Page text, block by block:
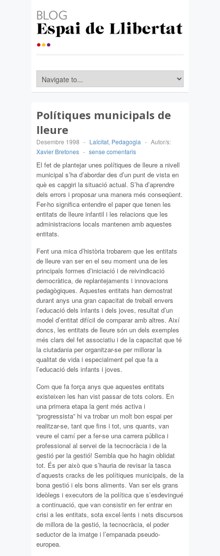
Polítiques municipals de
lleure
Desembre 1998 - Laïcitat, Pedagogia - Autor/s:
Xavier Bretones - sense comentaris
El fet de plantejar unes polítiques de lleure a nivell
municipal s’ha d’abordar des d’un punt de vista en
què es capgiri la situació actual. S’ha d’aprendre
dels errors i proposar una manera més conseqüent.
Fer-ho significa entendre el paper que tenen les
entitats de lleure infantil i les relacions que les
administracions locals mantenen amb aquestes
entitats.
Fent una mica d’història trobarem que les entitats
de lleure van ser en el seu moment una de les
principals formes d’iniciació i de reivindicació
democràtica, de replantejaments i innovacions
pedagògiques. Aquestes entitats han demostrat
durant anys una gran capacitat de treball envers
l’educació dels infants i dels joves, resultat d’un
model d’entitat difícil de comparar amb altres. Així
doncs, les entitats de lleure són un dels exemples
més clars del fet associatiu i de la capacitat que té
la ciutadania per organitzar-se per millorar la
qualitat de vida i especialment pel que fa a
l’educació dels infants i joves.
Com que fa força anys que aquestes entitats
existeixen les han vist passar de tots colors. En
una primera etapa la gent més activa i
“progressista” hi va trobar un molt bon espai per
realitzar-se, tant que fins i tot, uns quants, van
veure el camí per a fer-se una carrera pública i
professional al servei de la tecnocràcia i de la
gestió per la gestió! Sembla que ho hagin oblidat
tot. És per això que s’hauria de revisar la tasca
d’aquests cracks de les polítiques municipals, de la
bona gestió i els bons aliments. Van ser els grans
ideòlegs i executors de la política que s’esdevingué
a continuació, que van consistir en fer entrar en
crisi a les entitats, sota excel·lents i nets discursos
de millora de la gestió, la tecnocràcia, el poder
seductor de la imatge i l’empanada pseudo-
europea.